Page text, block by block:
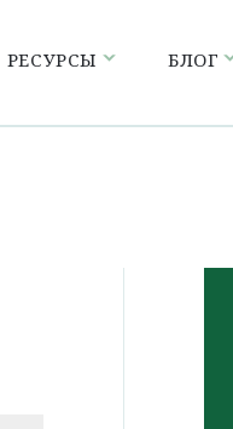
РЕСУРСЫ БЛОГ